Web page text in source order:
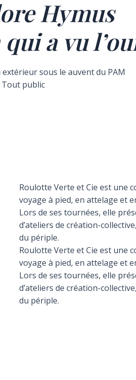
Hymus
a vu
extérieur sous le auvent du PAM
Tout public
Roulotte Verte et Cie est une
voyage à pied, en attelage et
Lors de ses tournées, elle
d’ateliers de création-
du périple.
Roulotte Verte et Cie est une
voyage à pied, en attelage et
Lors de ses tournées, elle
d’ateliers de création-
du périple.